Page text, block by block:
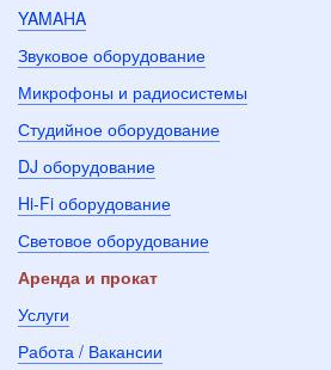
YAMAHA
Звуковое оборудование
Микрофоны и радиосистемы
Студийное оборудование
DJ оборудование
Hi-Fi оборудование
Световое оборудование
Аренда и прокат
Услуги
Работа / Вакансии